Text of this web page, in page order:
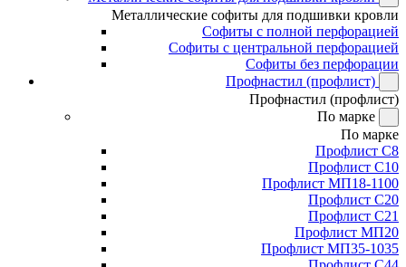
Металлические софиты для подшивки кровли
Софиты с полной перфорацией
Софиты с центральной перфорацией
Софиты без перфорации
Профнастил (профлист)
Профнастил (профлист)
По марке
По марке
Профлист С8
Профлист С10
Профлист МП18-1100
Профлист С20
Профлист С21
Профлист МП20
Профлист МП35-1035